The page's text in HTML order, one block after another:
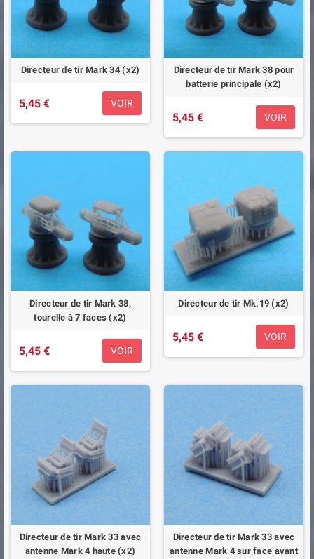
Directeur de tir Mark 34 (x2)
5,45 € VOIR
Directeur de tir Mark 38 pour
batterie principale (x2)
5,45 € VOIR
Directeur de tir Mark 38,
tourelle à 7 faces (x2)
5,45 € VOIR
Directeur de tir Mk.19 (x2)
5,45 € VOIR
Directeur de tir Mark 33 avec
antenne Mark 4 haute (x2)
Directeur de tir Mark 33 avec
antenne Mark 4 sur face avant